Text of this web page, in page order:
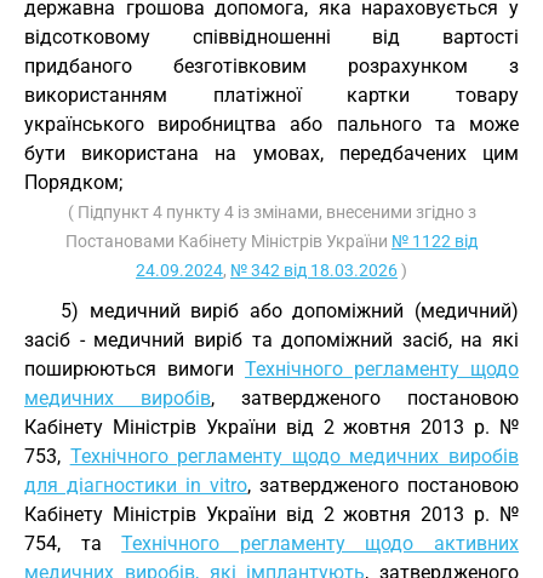
державна грошова допомога, яка нараховується у
відсотковому співвідношенні від вартості
придбаного безготівковим розрахунком з
використанням платіжної картки товару
українського виробництва або пального та може
бути використана на умовах, передбачених цим
Порядком;
( Підпункт 4 пункту 4 із змінами, внесеними згідно з
Постановами Кабінету Міністрів України № 1122 від
24.09.2024, № 342 від 18.03.2026)
5) медичний виріб або допоміжний (медичний)
засіб - медичний виріб та допоміжний засіб, на які
поширюються вимоги Технічного регламенту щодо
медичних виробів, затвердженого постановою
Кабінету Міністрів України від 2 жовтня 2013 р. №
753, Технічного регламенту щодо медичних виробів
для діагностики in vitro, затвердженого постановою
Кабінету Міністрів України від 2 жовтня 2013 р. №
754, таТехнічного регламенту щодо активних
медичних виробів, які імплантують, затвердженого